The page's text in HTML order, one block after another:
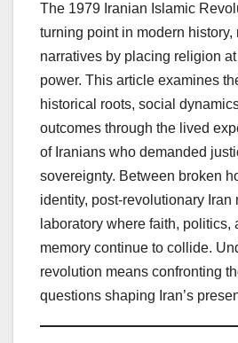
The 1979 Iranian Islamic
turning point in modern history,
narratives by placing religion
power. This article examines
historical roots, social
outcomes through the lived
of Iranians who demanded
sovereignty. Between broken
identity, post-revolutionary Iran
laboratory where faith, politics,
memory continue to collide.
revolution means confronting
questions shaping Iran’s